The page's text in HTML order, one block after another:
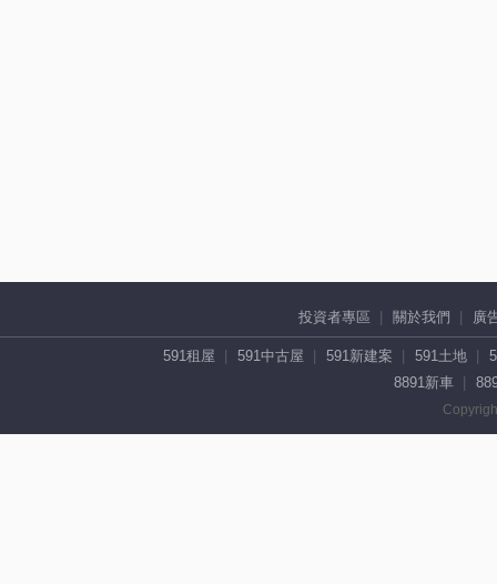
投資者專區 關於我們 廣
591租屋 591中古屋 591新建案 591土地
8891新車